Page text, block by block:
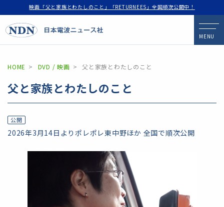
映画「父と家族とわたしのこと」「RETURNEES」全国順次公開中！
MENU
HOME DVD / 映画 父と家族とわたしのこと
父と家族とわたしのこと
公開
2026年3月14日よりポレポレ東中野ほか 全国で順次公開